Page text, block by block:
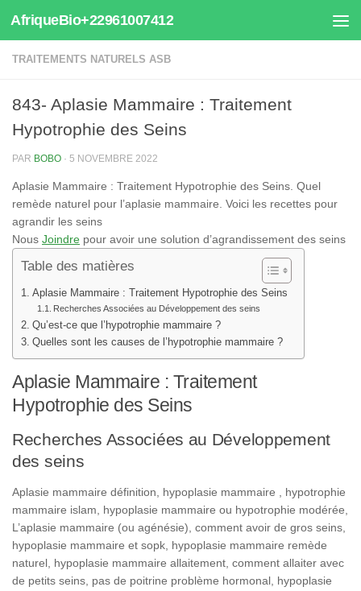
Au dessous du contenu
AfriqueBio+22961007412
TRAITEMENTS NATURELS ASB
843- Aplasie Mammaire : Traitement
Hypotrophie des Seins
PAR BOBO · 5 NOVEMBRE 2022
Aplasie Mammaire : Traitement Hypotrophie des Seins. Quel
remède naturel pour l’aplasie mammaire. Voici les recettes pour
agrandir les seins
Nous Joindre pour avoir une solution d’agrandissement des seins
Table des matières
Aplasie Mammaire : Traitement Hypotrophie des Seins
Recherches Associées au Développement des seins
Qu’est-ce que l’hypotrophie mammaire ?
Quelles sont les causes de l’hypotrophie mammaire ?
Aplasie Mammaire : Traitement
Hypotrophie des Seins
Recherches Associées au Développement
des seins
Aplasie mammaire définition, hypoplasie mammaire , hypotrophie
mammaire islam, hypoplasie mammaire ou hypotrophie modérée,
L’aplasie mammaire (ou agénésie), comment avoir de gros seins,
hypoplasie mammaire et sopk, hypoplasie mammaire remède
naturel, hypoplasie mammaire allaitement, comment allaiter avec
de petits seins, pas de poitrine problème hormonal, hypoplasie